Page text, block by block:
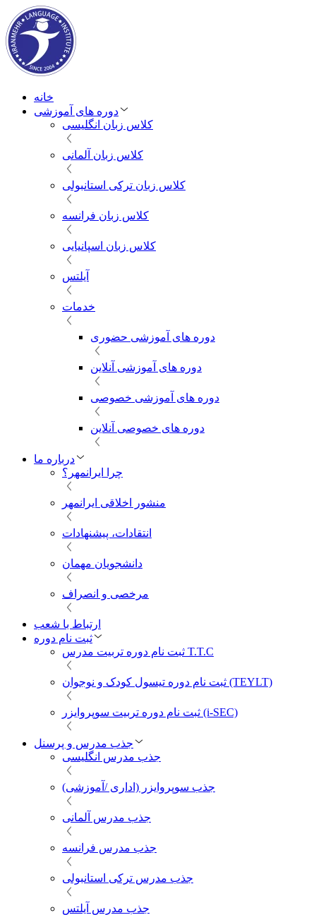
خانه
دوره های آموزشی
کلاس زبان انگلیسی
کلاس زبان آلمانی
کلاس زبان ترکی استانبولی
کلاس زبان فرانسه
کلاس زبان اسپانیایی
آیلتس
خدمات
دوره های آموزشی حضوری
دوره های آموزشی آنلاین
دوره های آموزشی خصوصی
دوره های خصوصی آنلاین
درباره ما
چرا ایرانمهر؟
منشور اخلاقی ایرانمهر
انتقادات، پیشنهادات
دانشجویان مهمان
مرخصی و انصراف
ارتباط با شعب
ثبت نام دوره
ثبت نام دوره تربیت مدرس T.T.C
ثبت نام دوره تیسول کودک و نوجوان (TEYLT)
ثبت نام دوره تربیت سوپروایزر (i-SEC)
جذب مدرس و پرسنل
جذب مدرس انگلیسی
جذب سوپروایزر (اداری /آموزشی)
جذب مدرس آلمانی
جذب مدرس فرانسه
جذب مدرس ترکی استانبولی
جذب مدرس آیلتس